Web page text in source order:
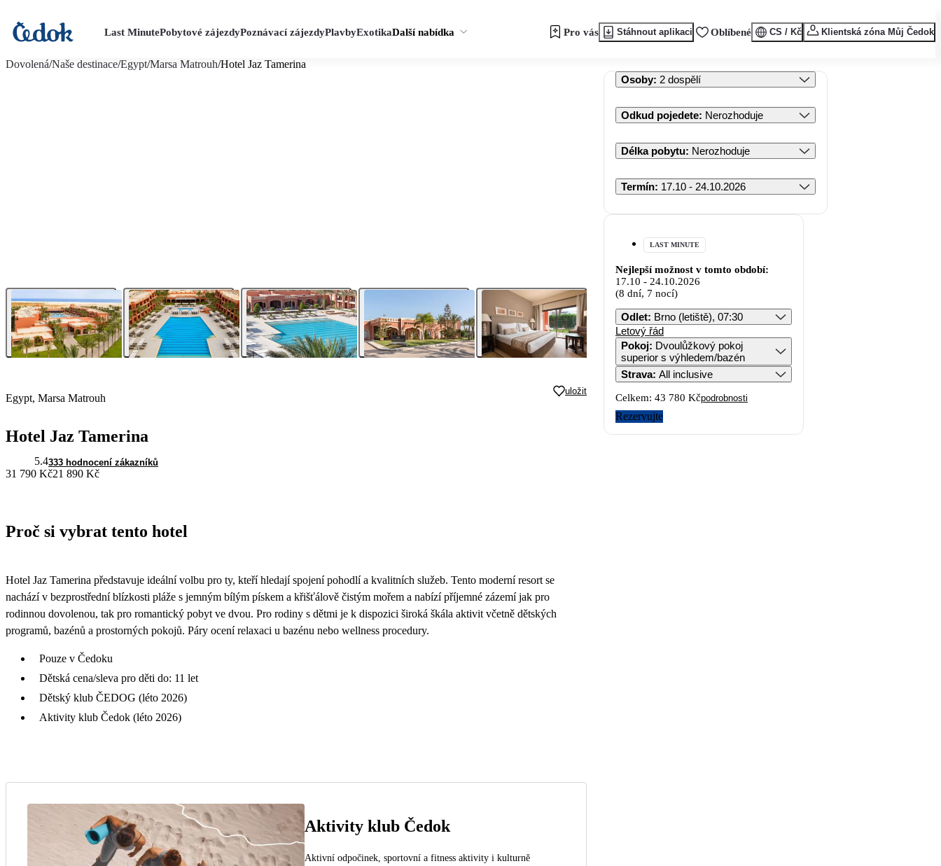
Last MinutePobytové zájezdyPoznávací zájezdyPlavbyExotikaDalší nabídka Pro vás Stáhnout aplikaci Oblíbené CS / Kč Klientská zóna Můj Čedok
Dovolená/Naše destinace/Egypt/Marsa Matrouh/Hotel Jaz Tamerina
Egypt, Marsa Matrouh
uložit
Hotel Jaz Tamerina
5.4333 hodnocení zákazníků
31 790 Kč21 890 Kč
Proč si vybrat tento hotel
Hotel Jaz Tamerina představuje ideální volbu pro ty, kteří hledají spojení pohodlí a kvalitních služeb. Tento moderní resort se
nachází v bezprostřední blízkosti pláže s jemným bílým pískem a křišťálově čistým mořem a nabízí příjemné zázemí jak pro
rodinnou dovolenou, tak pro romantický pobyt ve dvou. Pro rodiny s dětmi je k dispozici široká škála aktivit včetně dětských
programů, bazénů a prostorných pokojů. Páry ocení relaxaci u bazénu nebo wellness procedury.
Pouze v Čedoku
Dětská cena/sleva pro děti do: 11 let
Dětský klub ČEDOG (léto 2026)
Aktivity klub Čedok (léto 2026)
Aktivity klub Čedok
Aktivní odpočinek, sportovní a fitness aktivity i kulturně
Osoby: 2 dospělí
Odkud pojedete: Nerozhoduje
Délka pobytu: Nerozhoduje
Termín: 17.10 - 24.10.2026
LAST MINUTE
Nejlepší možnost v tomto období:
17.10 - 24.10.2026
(8 dní, 7 nocí)
Odlet: Brno (letiště), 07:30
Letový řád
Pokoj: Dvoulůžkový pokoj
superior s výhledem/bazén
Strava: All inclusive
Celkem: 43 780 Kčpodrobnosti
Rezervujte